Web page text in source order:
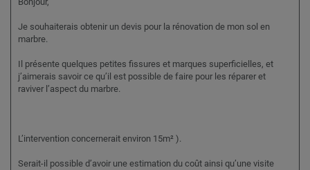
Je souhaiterais obtenir un devis pour la rénovation de mon sol en
marbre.
Il présente quelques petites fissures et marques superficielles, et
j’aimerais savoir ce qu’il est possible de faire pour les réparer et
raviver l’aspect du marbre.
L’intervention concernerait environ 15m² ).
Serait-il possible d’avoir une estimation du coût ainsi qu’une visite